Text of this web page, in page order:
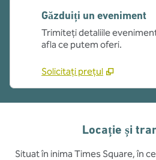
Găzduiți un eveniment
Trimiteți detaliile
afla ce putem oferi.
Solicitați prețul
Locație și
Situat în inima Times Square, în